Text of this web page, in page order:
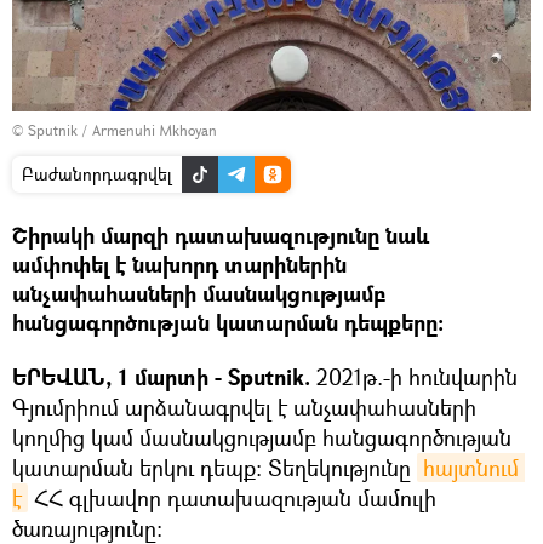
© Sputnik / Armenuhi Mkhoyan
Բաժանորդագրվել
Շիրակի մարզի դատախազությունը նաև
ամփոփել է նախորդ տարիներին
անչափահասների մասնակցությամբ
հանցագործության կատարման դեպքերը։
ԵՐԵՎԱՆ, 1 մարտի - Sputnik. 2021թ.-ի հունվարին
Գյումրիում արձանագրվել է անչափահասների
կողմից կամ մասնակցությամբ հանցագործության
կատարման երկու դեպք: Տեղեկությունը հայտնում
է ՀՀ գլխավոր դատախազության մամուլի
ծառայությունը։